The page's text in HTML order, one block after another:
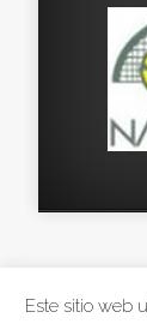
Este sitio web